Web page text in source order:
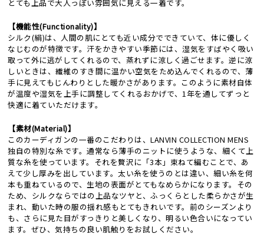
とても上品で大人っぽい雰囲気に見える一着です。
【機能性(Functionality)】
シルク(絹)は、人間の肌にとても近い成分でできていて、体に優しく
なじむのが特徴です。汗をかきやすい季節には、湿気をすばやく吸い
取って外に逃がしてくれるので、蒸れずに涼しく過ごせます。逆に涼
しいときは、繊維のすき間に温かい空気をため込んでくれるので、薄
手に見えてもじんわりとした暖かさがあります。このように素材自体
が温度や湿気を上手に調整してくれるおかげで、1年を通してずっと
快適に着ていただけます。
【素材(Material)】
このカーディガンの一番のこだわりは、LANVIN COLLECTION MENS
独自の特別な糸です。通常なら薄手のニットに使うような、細くて上
質な糸を使っています。それを贅沢に「3本」束ねて編むことで、あ
えて少し厚みを出しています。太い糸を使うのとは違い、細い糸を何
本も重ねているので、生地の表面がとてもなめらかになります。その
ため、シルクならではの上品なツヤと、ふっくらとした柔らかさが生
まれ、動いた時の服の揺れ感もとてもきれいです。前のシーズンより
も、さらに見た目がすっきりと美しくなり、明るい色合いになってい
ます。ぜひ、気持ちの良い肌触りをお試しください。